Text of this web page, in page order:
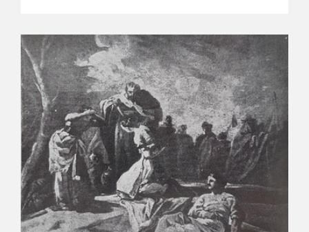
FRANCISCO DE GOYA
EL VIAJE DE GOYA